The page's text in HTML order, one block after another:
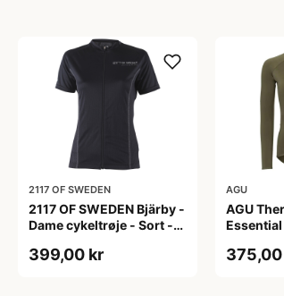
2117 OF SWEDEN
2117 OF SWEDEN Bjärby -
Dame cykeltrøje - Sort -
399,00 kr
AGU
AGU